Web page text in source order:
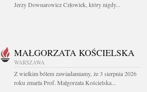
Jerzy Downarowicz Człowiek, który nigdy...
MAŁGORZATA KOŚCIELSKA
WARSZAWA
Z wielkim bólem zawiadamiamy, że 3 sierpnia 2026
roku zmarła Prof. Małgorzata Kościelska...